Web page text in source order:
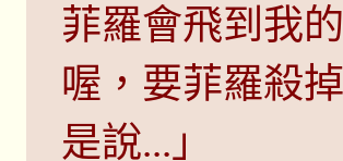
菲羅會飛到我
喔，要菲羅殺
是說...」